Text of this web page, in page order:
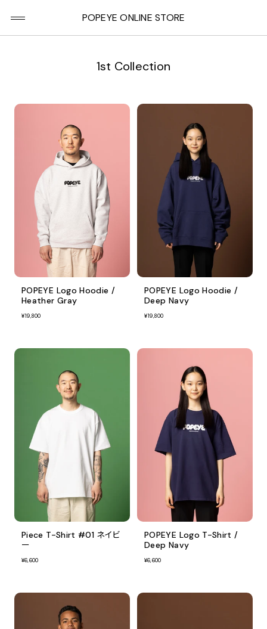
POPEYE ONLINE STORE
1st Collection
POPEYE Logo Hoodie /
Heather Gray
¥19,800
POPEYE Logo Hoodie /
Deep Navy
¥19,800
Piece T-Shirt #01 ネイビ
ー
¥6,600
POPEYE Logo T-Shirt /
Deep Navy
¥6,600